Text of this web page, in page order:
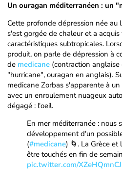
Un ouragan méditerranéen : un
Cette profonde dépression née au
s'est gorgée de chaleur et a
caractéristiques subtropicales.
produit, on parle de dépression à
de medicane (contraction
"hurricane", ouragan en anglais).
medicane Zorbas s'apparente à
avec un enroulement nuageux
dégagé : l'oeil.
En mer méditerranée : nous
développement d'un
(#medicane) 🌀. La Grèce et
être touchés en fin de
pic.twitter.com/